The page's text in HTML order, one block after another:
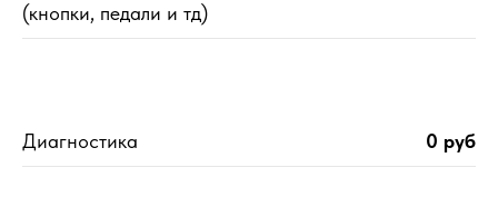
(кнопки, педали и тд)
Диагностика 0 руб